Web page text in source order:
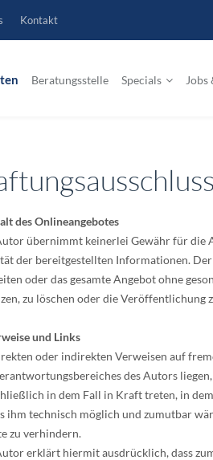
Kontakt
Beratungsstelle Specials
des Onlineangebotes
übernimmt keinerlei Gewähr für
der bereitgestellten Informationen.
oder das gesamte Angebot ohne
zu löschen oder die Veröffentlichung
und Links
oder indirekten Verweisen auf
des Autors
in dem Fall in Kraft treten, in
ihm technisch möglich und zumutbar
zu verhindern.
erklärt hiermit ausdrücklich, dass